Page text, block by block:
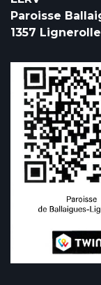
Paroisse
1357 Lignerolle